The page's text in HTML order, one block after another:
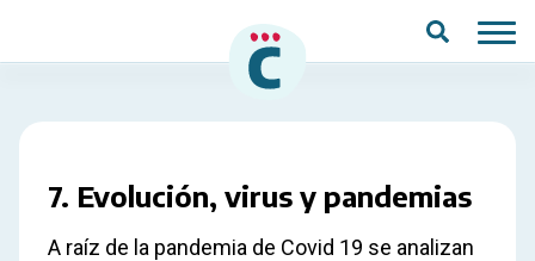
7. Evolución, virus y pandemias
A raíz de la pandemia de Covid 19 se analizan